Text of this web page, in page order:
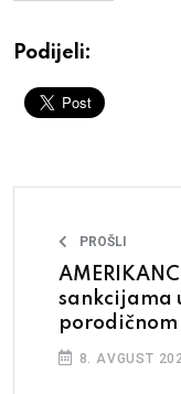
Podijeli:
PROŠLI
sankcijama
8. AVGUST